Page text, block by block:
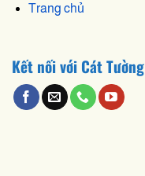
Trang chủ
Kết nối với Cát Tường